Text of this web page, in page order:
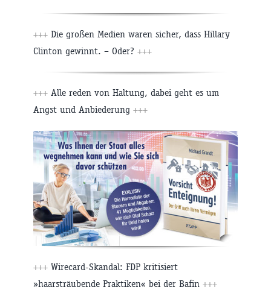
+++ Die großen Medien waren sicher, dass Hillary
Clinton gewinnt. – Oder? +++
+++ Alle reden von Haltung, dabei geht es um
Angst und Anbiederung +++
+++ Wirecard-Skandal: FDP kritisiert
»haarsträubende Praktiken« bei der Bafin +++